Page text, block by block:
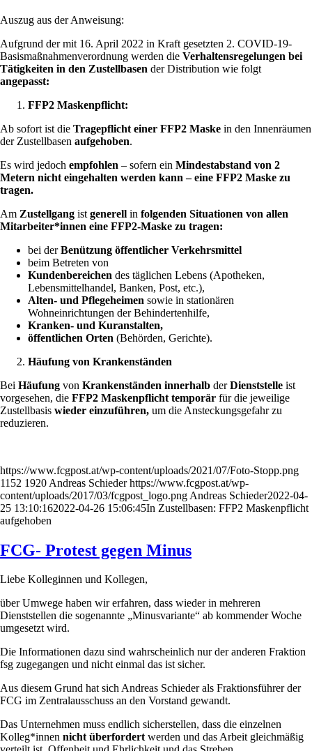
Auszug aus der Anweisung:
Aufgrund der mit 16. April 2022 in Kraft gesetzten 2. COVID-19-
Basismaßnahmenverordnung werden die Verhaltensregelungen bei
Tätigkeiten in den Zustellbasen der Distribution wie folgt
angepasst:
FFP2 Maskenpflicht:
Ab sofort ist die Tragepflicht einer FFP2 Maske in den Innenräumen
der Zustellbasen aufgehoben.
Es wird jedoch empfohlen – sofern ein Mindestabstand von 2
Metern nicht eingehalten werden kann – eine FFP2 Maske zu
tragen.
Am Zustellgang ist generell in folgenden Situationen von allen
Mitarbeiter*innen eine FFP2-Maske zu tragen:
bei derBenützung öffentlicher Verkehrsmittel
beim Betreten von
Kundenbereichen des täglichen Lebens (Apotheken,
Lebensmittelhandel, Banken, Post, etc.),
Alten- und Pflegeheimen sowie in stationären
Wohneinrichtungen der Behindertenhilfe,
Kranken- und Kuranstalten,
öffentlichen Orten (Behörden, Gerichte).
Häufung von Krankenständen
Bei Häufung von Krankenständen innerhalb derDienststelle ist
vorgesehen, die FFP2 Maskenpflicht temporär für die jeweilige
Zustellbasis wieder einzuführen, um die Ansteckungsgefahr zu
reduzieren.
https://www.fcgpost.at/wp-content/uploads/2021/07/Foto-Stopp.png
1152 1920 Andreas Schieder https://www.fcgpost.at/wp-
content/uploads/2017/03/fcgpost_logo.png Andreas Schieder2022-04-
25 13:10:162022-04-26 15:06:45In Zustellbasen: FFP2 Maskenpflicht
aufgehoben
FCG- Protest gegen Minus
Liebe Kolleginnen und Kollegen,
über Umwege haben wir erfahren, dass wieder in mehreren
Dienststellen die sogenannte „Minusvariante“ ab kommender Woche
umgesetzt wird.
Die Informationen dazu sind wahrscheinlich nur der anderen Fraktion
fsg zugegangen und nicht einmal das ist sicher.
Aus diesem Grund hat sich Andreas Schieder als Fraktionsführer der
FCG im Zentralausschuss an den Vorstand gewandt.
Das Unternehmen muss endlich sicherstellen, dass die einzelnen
Kolleg*innen nicht überfordertwerden und das Arbeit gleichmäßig